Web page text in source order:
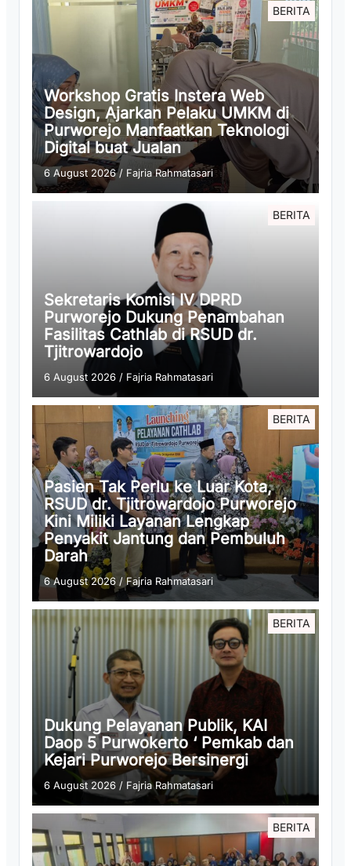
BERITA
Workshop Gratis Instera Web
Design, Ajarkan Pelaku UMKM di
Purworejo Manfaatkan Teknologi
Digital buat Jualan
6 August 2026/ Fajria Rahmatasari
BERITA
Sekretaris Komisi IV DPRD
Purworejo Dukung Penambahan
Fasilitas Cathlab di RSUD dr.
Tjitrowardojo
6 August 2026 / Fajria Rahmatasari
BERITA
Pasien Tak Perlu ke Luar Kota,
RSUD dr. Tjitrowardojo Purworejo
Kini Miliki Layanan Lengkap
Penyakit Jantung dan Pembuluh
Darah
6 August 2026 /Fajria Rahmatasari
BERITA
Dukung Pelayanan Publik, KAI
Daop 5 Purwokerto ‘ Pemkab dan
Kejari Purworejo Bersinergi
6 August 2026 / Fajria Rahmatasari
BERITA